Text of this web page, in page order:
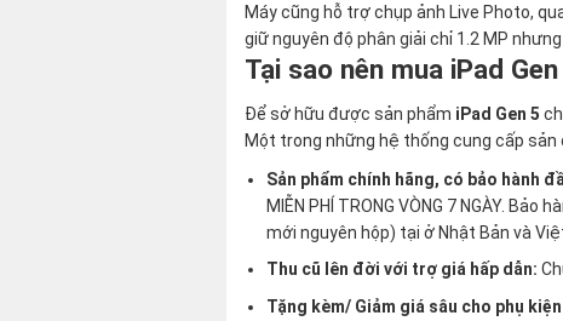
Máy cũng hỗ trợ chụp ảnh Live Photo,
giữ nguyên độ phân giải chỉ 1.2 MP
Tại sao nên mua iPad
Để sở hữu được sản phẩm iPad Gen 5
Một trong những hệ thống cung cấp
Sản phẩm chính hãng, có bảo hành
MIỄN PHÍ TRONG VÒNG 7 NGÀY.
mới nguyên hộp) tại ở Nhật Bản và
Thu cũ lên đời với trợ giá hấp dẫn:
Tặng kèm/ Giảm giá sâu cho phụ